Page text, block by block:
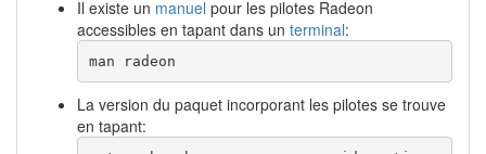
Il existe un manuel pour les pilotes Radeon
accessibles en tapant dans un terminal:
man radeon
La version du paquet incorporant les pilotes se trouve
en tapant: